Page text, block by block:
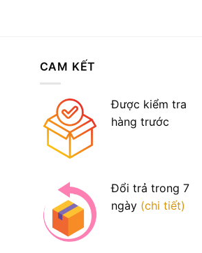
CAM KẾT
Được kiểm tra
hàng trước
Đổi trả trong 7
ngày (chi tiết)